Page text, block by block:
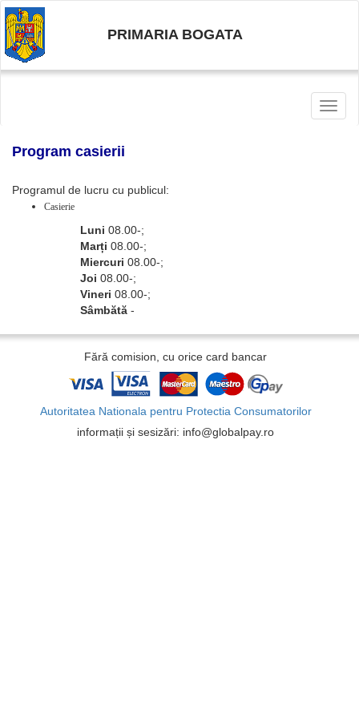
PRIMARIA BOGATA
Program casierii
Programul de lucru cu publicul:
Casierie
Luni 08.00-;
Marți 08.00-;
Miercuri 08.00-;
Joi 08.00-;
Vineri 08.00-;
Sâmbătă-
Fără comision, cu orice card bancar
Autoritatea Nationala pentru Protectia Consumatorilor
informații și sesizări: info@globalpay.ro